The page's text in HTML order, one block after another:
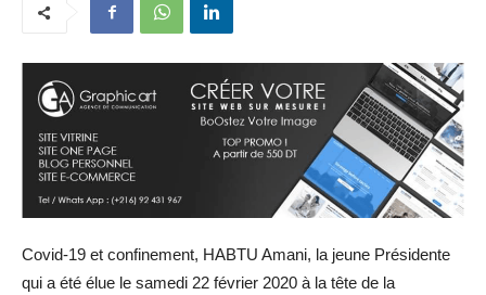
Covid-19 et confinement, HABTU Amani, la jeune Présidente
qui a été élue le samedi 22 février 2020 à la tête de la